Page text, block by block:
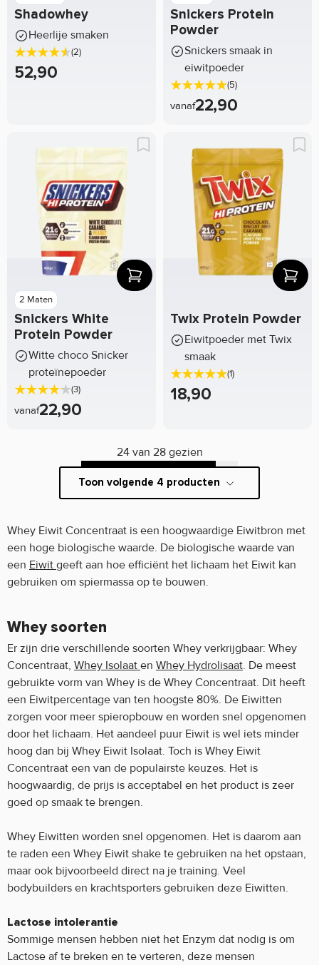
Shadowhey
Heerlije smaken
(2)
52,90
Snickers Protein
Powder
Snickers smaak in
eiwitpoeder
(5)
vanaf22,90
2 Maten
Snickers White
Protein Powder
Witte choco Snicker
proteïnepoeder
(3)
vanaf22,90
Twix Protein Powder
Eiwitpoeder met Twix
smaak
(1)
18,90
24 van 28 gezien
Toon volgende 4 producten
Whey Eiwit Concentraat is een hoogwaardige Eiwitbron met
een hoge biologische waarde. De biologische waarde van
een Eiwit geeft aan hoe efficiënt het lichaam het Eiwit kan
gebruiken om spiermassa op te bouwen.
Whey soorten
Er zijn drie verschillende soorten Whey verkrijgbaar: Whey
Concentraat, Whey Isolaat en Whey Hydrolisaat. De meest
gebruikte vorm van Whey is de Whey Concentraat. Dit heeft
een Eiwitpercentage van ten hoogste 80%. De Eiwitten
zorgen voor meer spieropbouw en worden snel opgenomen
door het lichaam. Het aandeel puur Eiwit is wel iets minder
hoog dan bij Whey Eiwit Isolaat. Toch is Whey Eiwit
Concentraat een van de populairste keuzes. Het is
hoogwaardig, de prijs is acceptabel en het product is zeer
goed op smaak te brengen.
Whey Eiwitten worden snel opgenomen. Het is daarom aan
te raden een Whey Eiwit shake te gebruiken na het opstaan,
maar ook bijvoorbeeld direct na je training. Veel
bodybuilders en krachtsporters gebruiken deze Eiwitten.
Lactose intolerantie
Sommige mensen hebben niet het Enzym dat nodig is om
Lactose af te breken en te verteren, deze mensen